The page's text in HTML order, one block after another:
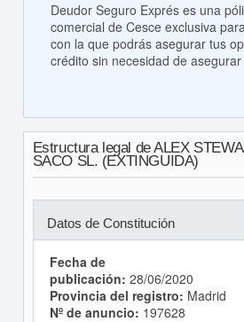
Deudor Seguro Exprés es una
comercial de Cesce exclusiva
con la que podrás asegurar tus
crédito sin necesidad de
Estructura legal de ALEX
SACO SL. (EXTINGUIDA)
Datos de Constitución
Fecha de
publicación: 28/06/2020
Provincia del registro: Madrid
Nº de anuncio: 197628